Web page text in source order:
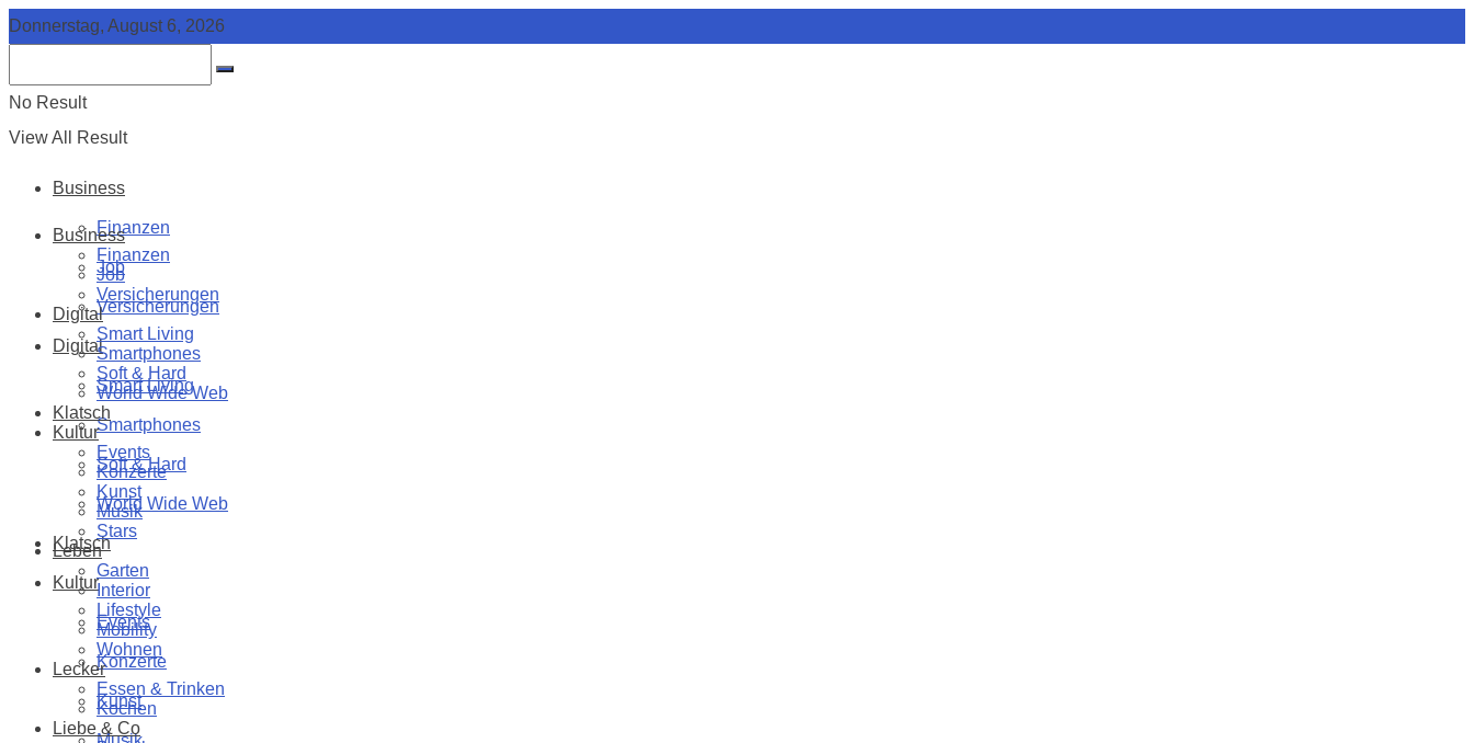
Donnerstag, August 6, 2026
No Result
View All Result
Business
Finanzen
Job
Versicherungen
Digital
Smart Living
Smartphones
Soft & Hard
World Wide Web
Klatsch
Kultur
Events
Konzerte
Kunst
Business
Finanzen
Job
Versicherungen
Digital
Smart Living
Smartphones
Soft & Hard
World Wide Web
Klatsch
Kultur
Events
Konzerte
Kunst
Musik
Stars
Leben
Garten
Interior
Lifestyle
Mobility
Wohnen
Lecker
Essen & Trinken
Kochen
Liebe & Co